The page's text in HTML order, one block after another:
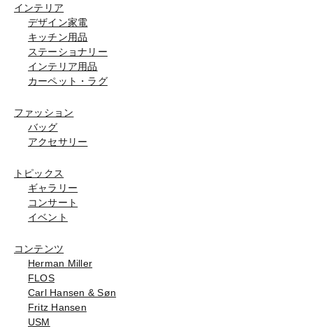
インテリア
デザイン家電
キッチン用品
ステーショナリー
インテリア用品
カーペット・ラグ
ファッション
バッグ
アクセサリー
トピックス
ギャラリー
コンサート
イベント
コンテンツ
Herman Miller
FLOS
Carl Hansen & Søn
Fritz Hansen
USM